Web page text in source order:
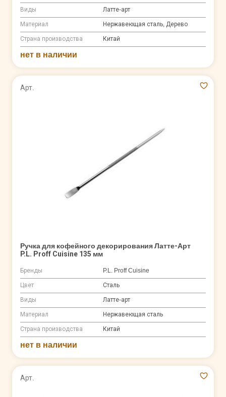
Виды Латте-арт
Материал Нержавеющая сталь, Дерево
Страна производства Китай
нет в наличии
Арт.
Ручка для кофейного декорирования Латте-Арт
P.L. Proff Cuisine 135 мм
Бренды P.L. Proff Cuisine
Цвет Сталь
Виды Латте-арт
Материал Нержавеющая сталь
Страна производства Китай
нет в наличии
Арт.